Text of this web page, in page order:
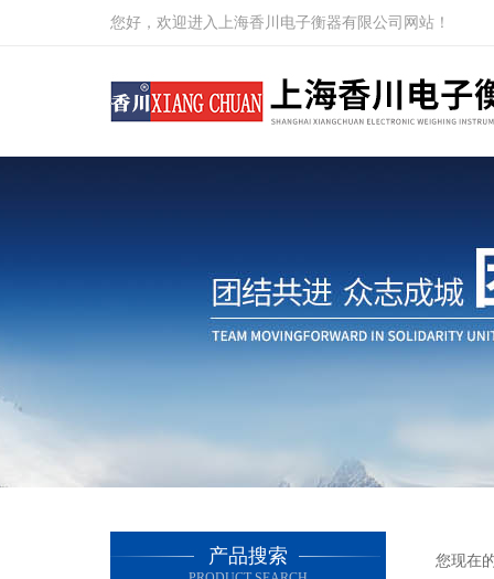
您好，欢迎进入上海香川电子衡器有限公司网站！
产品搜索 您现在